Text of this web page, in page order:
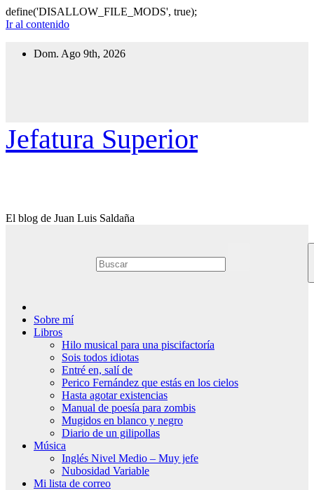
define('DISALLOW_FILE_MODS', true);
Ir al contenido
Dom. Ago 9th, 2026
Jefatura Superior
El blog de Juan Luis Saldaña
Sobre mí
Libros
Hilo musical para una piscifactoría
Sois todos idiotas
Entré en, salí de
Perico Fernández que estás en los cielos
Hasta agotar existencias
Manual de poesía para zombis
Mugidos en blanco y negro
Diario de un gilipollas
Música
Inglés Nivel Medio – Muy jefe
Nubosidad Variable
Mi lista de correo